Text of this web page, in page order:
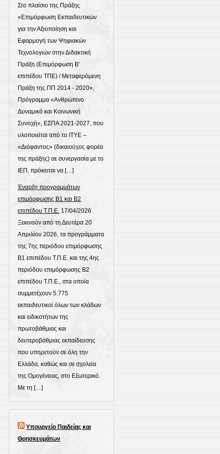
Στο πλαίσιο της Πράξης
«Επιμόρφωση Εκπαιδευτικών
για την Αξιοποίηση και
Εφαρμογή των Ψηφιακών
Τεχνολογιών στην Διδακτική
Πράξη (Επιμόρφωση Β’
επιπέδου ΤΠΕ) / Μεταφερόμενη
Πράξη της ΠΠ 2014 - 2020»,
Πρόγραμμα «Ανθρώπινο
Δυναμικό και Κοινωνική
Συνοχή», ΕΣΠΑ 2021-2027, που
υλοποιείται από το ΙΤΥΕ –
«Διόφαντος» (δικαιούχος φορέα
της πράξης) σε συνεργασία με το
ΙΕΠ, πρόκειται να […]
Έναρξη προγραμμάτων
επιμόρφωσης Β1 και Β2
επιπέδου Τ.Π.Ε. 17/04/2026
Ξεκινούν από τη Δευτέρα 20
Απριλίου 2026, τα προγράμματα
της 7ης περιόδου επιμόρφωσης
Β1 επιπέδου Τ.Π.Ε. και της 4ης
περιόδου επιμόρφωσης Β2
επιπέδου Τ.Π.Ε., στα οποία
συμμετέχουν 5.775
εκπαιδευτικοί όλων των κλάδων
και ειδικοτήτων της
πρωτοβάθμιας και
δευτεροβάθμιας εκπαίδευσης
που υπηρετούν σε όλη την
Ελλάδα, καθώς και σε σχολεία
της Ομογένειας, στο Εξωτερικό.
Με τη […]
Υπουργείο Παιδείας και
Θρησκευμάτων